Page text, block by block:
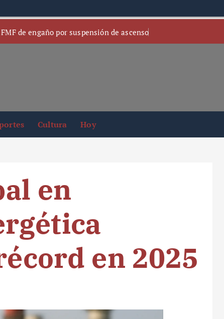
de engaño por suspensión de ascenso
Cultura Hoy
en
en 2025